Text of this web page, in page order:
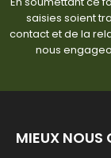
saisies soient
contact et de la
nous
MIEUX NOUS